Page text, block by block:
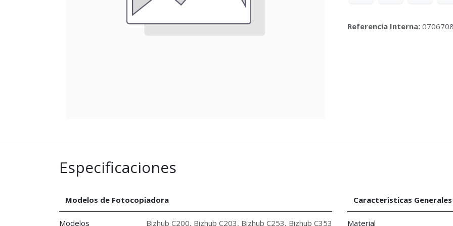
Referencia Interna:
Especificaciones
Modelos de Fotocopiadora
Modelos Bizhub C200, Bizhub C203, Bizhub C253, Bizhub C353
Caracteristicas Generales
Material